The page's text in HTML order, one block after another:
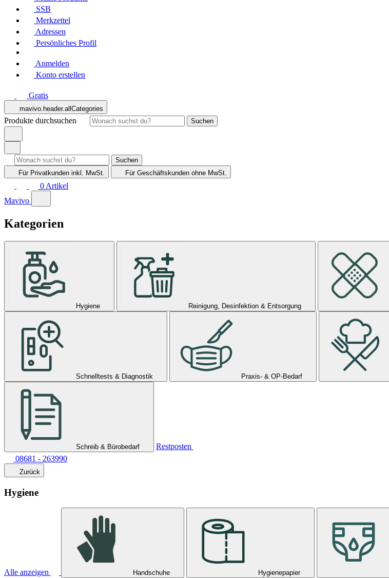
SSB
Merkzettel
Adressen
Persönliches Profil
Anmelden
Konto erstellen
Gratis
mavivo.header.allCategories
Produkte durchsuchen Suchen
Suchen
Für Privatkunden inkl. MwSt. Für Geschäftskunden ohne MwSt.
0 Artikel
Mavivo
Kategorien
Hygiene Reinigung, Desinfektion & Entsorgung
Schnelltests & Diagnostik Praxis- & OP-Bedarf
Schreib & Bürobedarf
Restposten
08681 - 263990
Zurück
Hygiene
Alle anzeigen Handschuhe Hygienepapier